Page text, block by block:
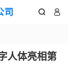
司  
人体亮相第